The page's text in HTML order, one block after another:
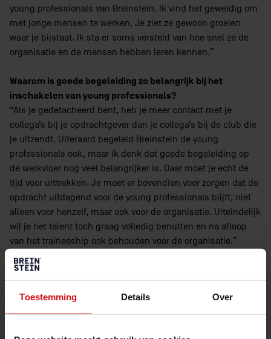
Toestemming Details Over
young professionals van Breinstein. Ik vind het geweldig om
met jonge mensen te werken. Je ziet ze gewoon groeien
waar je bijstaat. Ik sta er soms versteld van hoe snel ze de
organisatie en de mensen hebben leren kennen.”
Waarom is goede begeleiding zo belangrijk bij het
inschakelen van young professionals?
“Als je gedetacheerd bent, heb je meer contact met je
collega’s bij je opdrachtgever dan je collega’s bij de club die
je uitzendt. Uiteraard begeleid Breinstein de young
professionals ook, maar ik denk dat goede begeleiding op
de werkvloer nog veel belangrijker is. Daar moet je echt de
tijd voor uittrekken. Je moet er bovendien voor zorgen dat de
opdracht uitdagend voor de young professionals blijft, niet
alleen voor henzelf, maar ook voor de organisatie. Uiteindelijk
wil je het talent toch graag volledig benutten en na afloop
van het traineeship ook behouden voor de organisatie.”
Zou je Breinstein aanraden aan andere organisaties?
“Uiteraard. Puur omdat ze goede mensen leveren. En omdat
het altijd leuk is om jong talent een kans te geven.”